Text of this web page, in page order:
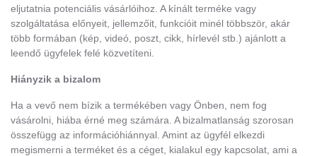
eljutatnia potenciális vásárlóihoz. A kínált terméke vagy
szolgáltatása előnyeit, jellemzőit, funkcióit minél többször, akár
több formában (kép, videó, poszt, cikk, hírlevél stb.) ajánlott a
leendő ügyfelek felé közvetíteni.
Hiányzik a bizalom
Ha a vevő nem bízik a termékében vagy Önben, nem fog
vásárolni, hiába érné meg számára. A bizalmatlanság szorosan
összefügg az információhiánnyal. Amint az ügyfél elkezdi
megismerni a terméket és a céget, kialakul egy kapcsolat, ami a